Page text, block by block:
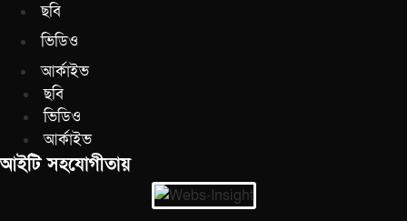
ছবি
ভিডিও
আর্কাইভ
ছবি
ভিডিও
আর্কাইভ
আইটি সহযোগীতায়